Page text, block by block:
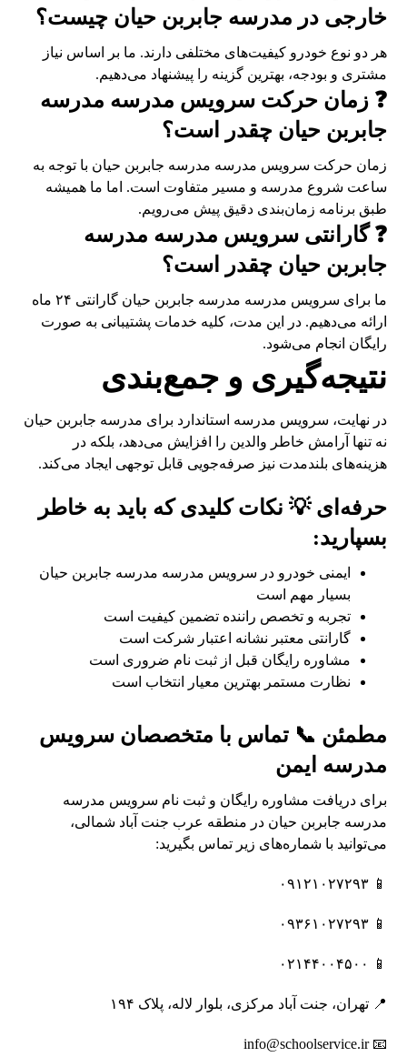
خارجی در مدرسه جابربن حیان چیست؟
هر دو نوع خودرو کیفیت‌های مختلفی دارند. ما بر اساس نیاز
مشتری و بودجه، بهترین گزینه را پیشنهاد می‌دهیم.
❓ زمان حرکت سرویس مدرسه مدرسه
جابربن حیان چقدر است؟
زمان حرکت سرویس مدرسه مدرسه جابربن حیان با توجه به
ساعت شروع مدرسه و مسیر متفاوت است. اما ما همیشه
طبق برنامه زمان‌بندی دقیق پیش می‌رویم.
❓ گارانتی سرویس مدرسه مدرسه
جابربن حیان چقدر است؟
ما برای سرویس مدرسه مدرسه جابربن حیان گارانتی ۲۴ ماه
ارائه می‌دهیم. در این مدت، کلیه خدمات پشتیبانی به صورت
رایگان انجام می‌شود.
نتیجه‌گیری و جمع‌بندی
در نهایت، سرویس مدرسه استاندارد برای مدرسه جابربن حیان
نه تنها آرامش خاطر والدین را افزایش می‌دهد، بلکه در
هزینه‌های بلندمدت نیز صرفه‌جویی قابل توجهی ایجاد می‌کند.
حرفه‌ای 💡 نکات کلیدی که باید به خاطر
بسپارید:
ایمنی خودرو در سرویس مدرسه مدرسه جابربن حیان
بسیار مهم است
تجربه و تخصص راننده تضمین کیفیت است
گارانتی معتبر نشانه اعتبار شرکت است
مشاوره رایگان قبل از ثبت نام ضروری است
نظارت مستمر بهترین معیار انتخاب است
مطمئن 📞 تماس با متخصصان سرویس
مدرسه ایمن
برای دریافت مشاوره رایگان و ثبت نام سرویس مدرسه
مدرسه جابربن حیان در منطقه عرب جنت آباد شمالی،
می‌توانید با شماره‌های زیر تماس بگیرید:
📱 ۰۹۱۲۱۰۲۷۲۹۳
📱 ۰۹۳۶۱۰۲۷۲۹۳
📱 ۰۲۱۴۴۰۰۴۵۰۰
📍 تهران، جنت آباد مرکزی، بلوار لاله، پلاک ۱۹۴
📧 info@schoolservice.ir